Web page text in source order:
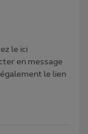
le ici
en message
le lien